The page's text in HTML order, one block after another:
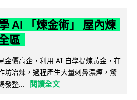
AI 「煉金術」 屋內煉
區
金價高企，利用 AI 自學提煉黃金，在
坊冶煉，過程產生大量刺鼻濃煙，驚
發整...
閱讀全文